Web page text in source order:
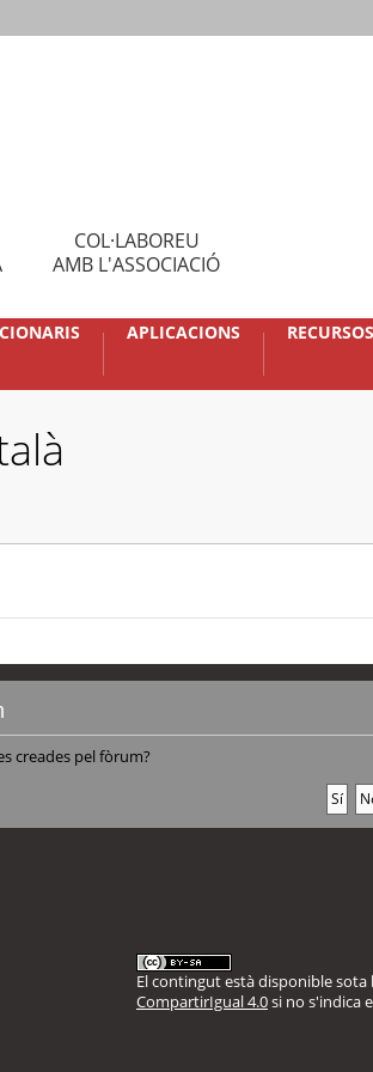
COL·LABOREU
AMB L'ASSOCIACIÓ
APLICACIONS
creades pel fòrum?
El contingut està disponible sota
CompartirIgual 4.0si no s'indica